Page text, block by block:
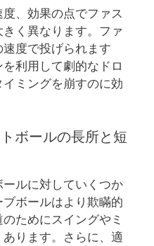
、効果の点でファス
く異なります。ファ
度で投げられます
利用して劇的なドロ
ミングを崩すのに効
ボールの長所と短
ルに対していくつか
ボールはより欺瞞的
ためにスイングやミ
ります。さらに、適